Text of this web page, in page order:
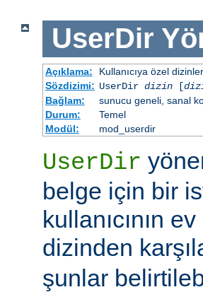
UserDir
Açıklama:
Kullanıcıya özel
Sözdizimi: UserDir dizin[
Bağlam:
sunucu geneli, sanal
Durum:
Temel
Modül:
mod_userdir
UserDir
belge için bir
kullanıcının
dizinden
şunlar